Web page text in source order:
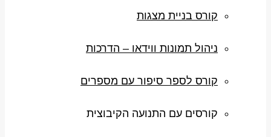
קורס בניית מצגות
ניהול תמונות ווידאו – הדרכות
קורס לספר סיפור עם מספרים
קורסים עם התנועה הקיבוצית